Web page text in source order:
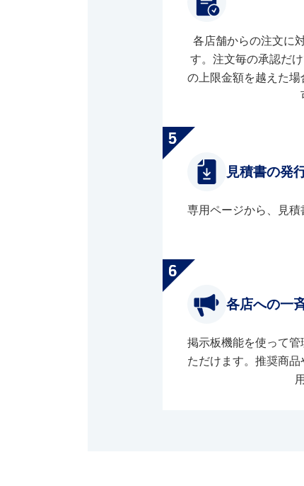
各店舗からの注文に
す。注文毎の承認だ
の上限金額を越えた
見積書の発
専用ページから、見
各店への一
掲示板機能を使って
ただけます。推奨商